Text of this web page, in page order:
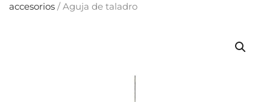
accesorios / Aguja de taladro